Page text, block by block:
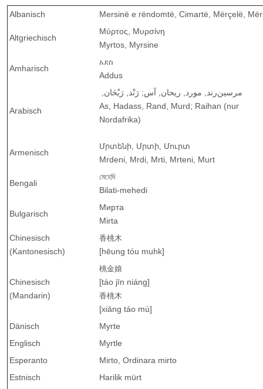
Albanisch Mersinë e rëndomtë, Cimartë, Mërçelë,
Altgriechisch
Μύρτος
Μυρσίνη
Myrtos, Myrsine
Amharisch
አደስ
Addus
Arabisch
رَيْحَان, رَنْد, آس; ريحان, مورد, رند,مرسين
As, Hadass, Rand, Murd; Raihan (nur
Nordafrika)
Armenisch
Մրտենի Մրտի Մուրտ
Mrdeni, Mrdi, Mrti, Mrteni, Murt
Bengali
মেহেদি
Bilati-mehedi
Bulgarisch
Мирта
Mirta
Chinesisch
(Kantonesisch)
香桃木
[hēung tóu muhk]
Chinesisch
(Mandarin)
桃金娘
[táo jīn niáng]
香桃木
[xiāng táo mù]
Dänisch
Myrte
Englisch
Myrtle
Esperanto
Mirto, Ordinara mirto
Estnisch
Harilik mürt